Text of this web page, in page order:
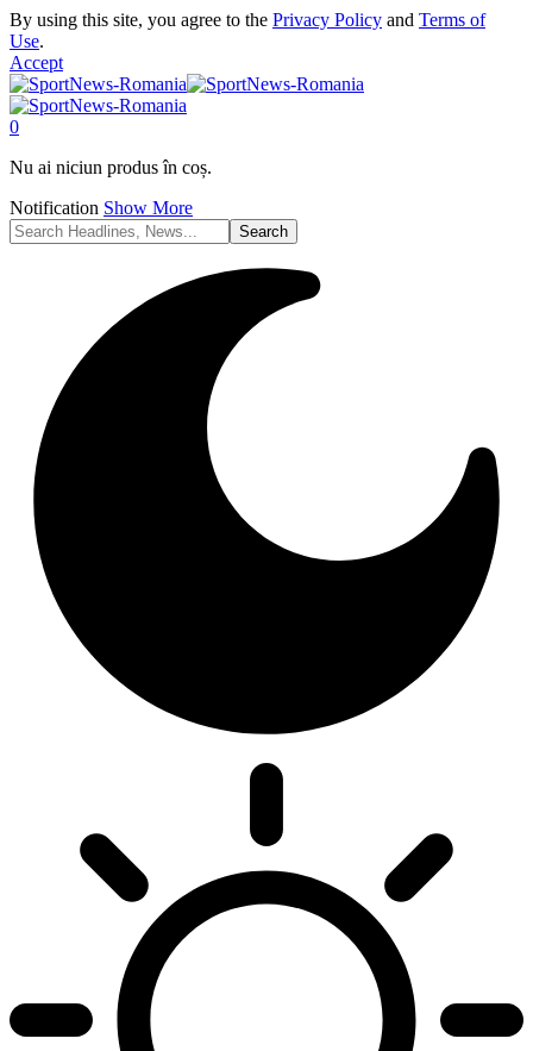
By using this site, you agree to the Privacy Policy and Terms of
Use.
Accept
0
Nu ai niciun produs în coș.
Notification Show More